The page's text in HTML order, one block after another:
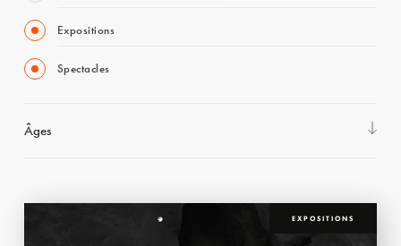
Expositions
Spectacles
Âges
EXPOSITIONS